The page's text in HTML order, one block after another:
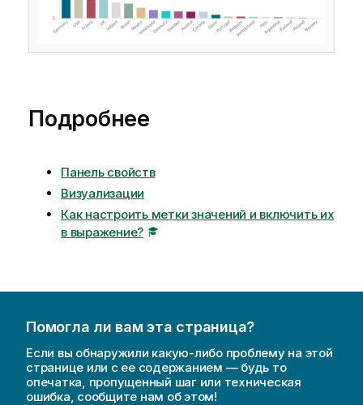
Подробнее
Панель свойств
Визуализации
Как настроить метки значений и включить их
в выражение?
Помогла ли вам эта страница?
Если вы обнаружили какую-либо проблему на этой
странице или с ее содержанием — будь то
опечатка, пропущенный шаг или техническая
ошибка, сообщите нам об этом!